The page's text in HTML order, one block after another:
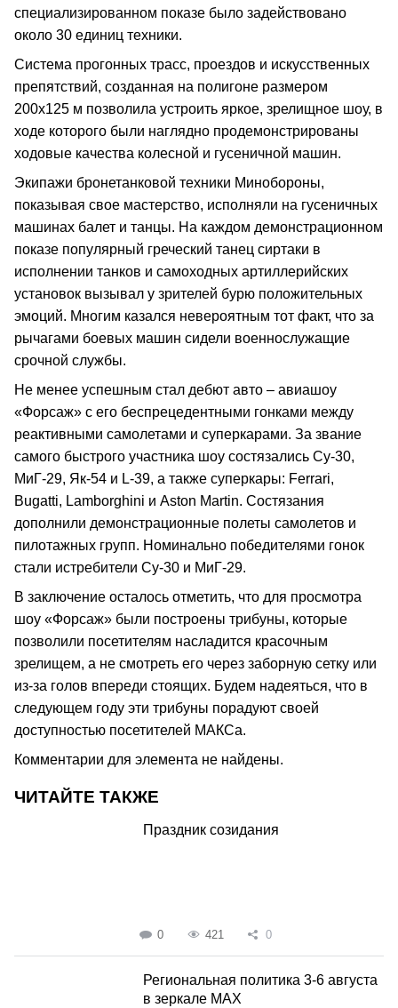
специализированном показе было задействовано
около 30 единиц техники.
Система прогонных трасс, проездов и искусственных
препятствий, созданная на полигоне размером
200х125 м позволила устроить яркое, зрелищное шоу, в
ходе которого были наглядно продемонстрированы
ходовые качества колесной и гусеничной машин.
Экипажи бронетанковой техники Минобороны,
показывая свое мастерство, исполняли на гусеничных
машинах балет и танцы. На каждом демонстрационном
показе популярный греческий танец сиртаки в
исполнении танков и самоходных артиллерийских
установок вызывал у зрителей бурю положительных
эмоций. Многим казался невероятным тот факт, что за
рычагами боевых машин сидели военнослужащие
срочной службы.
Не менее успешным стал дебют авто – авиашоу
«Форсаж» с его беспрецедентными гонками между
реактивными самолетами и суперкарами. За звание
самого быстрого участника шоу состязались Су-30,
МиГ-29, Як-54 и L-39, а также суперкары: Ferrari,
Bugatti, Lamborghini и Aston Martin. Состязания
дополнили демонстрационные полеты самолетов и
пилотажных групп. Номинально победителями гонок
стали истребители Су-30 и МиГ-29.
В заключение осталось отметить, что для просмотра
шоу «Форсаж» были построены трибуны, которые
позволили посетителям насладится красочным
зрелищем, а не смотреть его через заборную сетку или
из-за голов впереди стоящих. Будем надеяться, что в
следующем году эти трибуны порадуют своей
доступностью посетителей МАКСа.
Комментарии для элемента не найдены.
ЧИТАЙТЕ ТАКЖЕ
Праздник созидания
0 421 0
Региональная политика 3-6 августа
в зеркале MAX